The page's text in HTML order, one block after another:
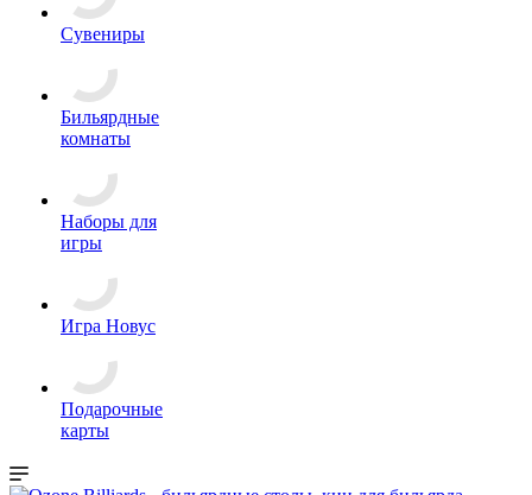
Сувениры
Бильярдные
комнаты
Наборы для
игры
Игра Новус
Подарочные
карты